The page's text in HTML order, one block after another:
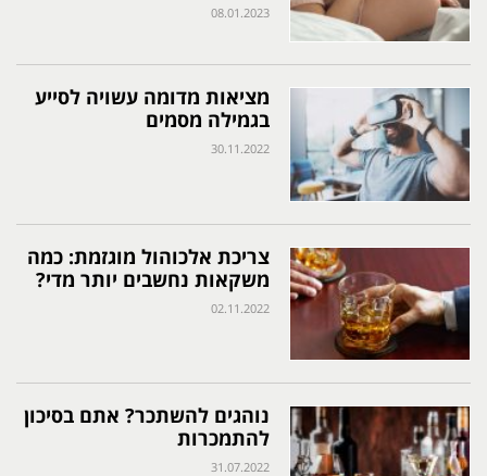
08.01.2023
מציאות מדומה עשויה לסייע
בגמילה מסמים
30.11.2022
צריכת אלכוהול מוגזמת: כמה
משקאות נחשבים יותר מדי?
02.11.2022
נוהגים להשתכר? אתם בסיכון
להתמכרות
31.07.2022